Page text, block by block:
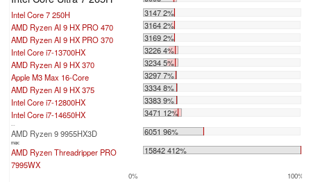
Intel Core 7 250H
3147 2%
AMD Ryzen AI 9 HX PRO 470
3164 2%
AMD Ryzen AI 9 HX PRO 370
3169 2%
Intel Core i7-13700HX
3226 4%
AMD Ryzen AI 9 HX 370
3234 5%
Apple M3 Max 16-Core
3297 7%
AMD Ryzen AI 9 HX 375
3334 8%
Intel Core i7-12800HX
3383 9%
Intel Core i7-14650HX
3471 12%
...
AMD Ryzen 9 9955HX3D 6051 96%
max:
AMD Ryzen Threadripper PRO
7995WX
15842 412%
0% 100%